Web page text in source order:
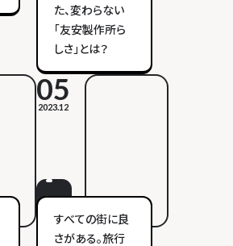
た、変わらない
「友安製作所ら
しさ」とは？
05
2023.12
すべての街に良
さがある。旅行